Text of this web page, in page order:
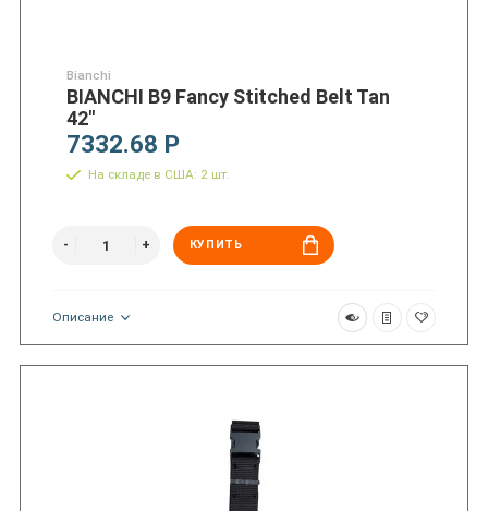
Bianchi
BIANCHI B9 Fancy Stitched Belt Tan
42"
7332.68 Р
На складе в США: 2 шт.
КУПИТЬ
Описание